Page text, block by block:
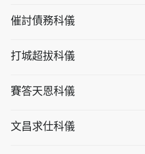
催討債務科儀
打城超拔科儀
賽答天恩科儀
文昌求仕科儀